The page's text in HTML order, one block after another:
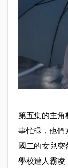
第五集的主角
事忙碌，他們
國二的女兒
學校遭人霸凌